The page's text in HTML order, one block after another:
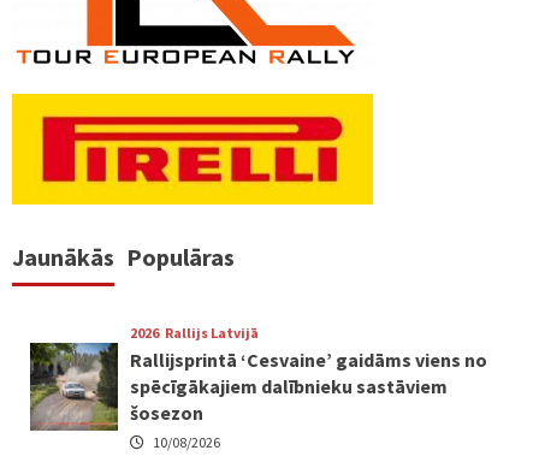
Jaunākās Populāras
2026 Rallijs Latvijā
Rallijsprintā ‘Cesvaine’ gaidāms viens no
spēcīgākajiem dalībnieku sastāviem
šosezon
10/08/2026